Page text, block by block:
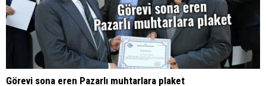
Görevi sona eren Pazarlı muhtarlara plaket